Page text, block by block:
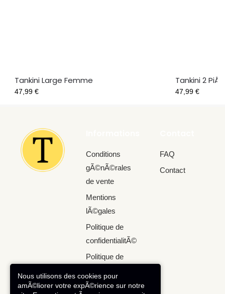
Tankini Large Femme
47,99 €
Tankini 2
47,99 €
Conditions
gÃ©nÃ©rales
de vente
Mentions
lÃ©gales
Politique de
confidentialitÃ©
Politique de
Robe de bain
FAQ
Contact
Nous utilisons des cookies pour
amÃ©liorer votre expÃ©rience sur notre